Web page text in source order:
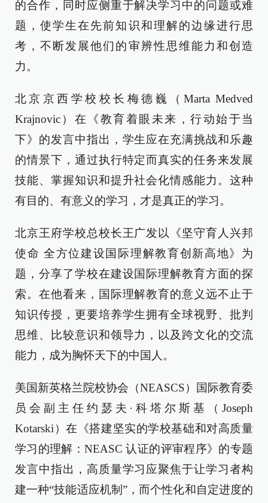
的合作，同时应侧重于解决学习中的问题或难
题，使学生在先前知识和理解的边缘进行思
考，不断发展他们的审辨性思维能力和创造
力。
北京京西学校校长梅德巍（Marta Medved
Krajnovic）在《教育着眼未来，行动始于当
下》的发言中指出，学生应在充满挑战和乐趣
的情景下，通过执行特定而真实的任务来发展
技能、掌握知识和提升社会化情感能力。这种
有目的、有意义的学习，才是真正的学习。
北京王府学校总校长王广发以《坚守育人兴邦
使命 全方位建设国际理解教育创新高地》为
题，分享了学校在建设国际理解教育方面的探
索。在他看来，国际理解教育的意义远不止于
知识传授，更要培养学生拥有全球视野、批判
思维、比较意识和领导力，以及跨文化的交流
能力，成为胸怀天下的中国人。
美国新英格兰院校协会（NEASCS）国际教育委
员会副主任约瑟夫·科塔尔斯基（Joseph
Kotarski）在《搭建坚实的学校基础和对高质量
学习的理解：NEASC 认证的评审程序》的专题
发言中指出，高质量学习应聚焦于让学习者构
建一种“技能适应机制”，而个性化和自定进度的